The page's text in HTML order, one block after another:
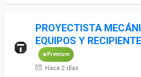
PROYECTISTA
EQUIPOS Y
Premium
Hace 2 días